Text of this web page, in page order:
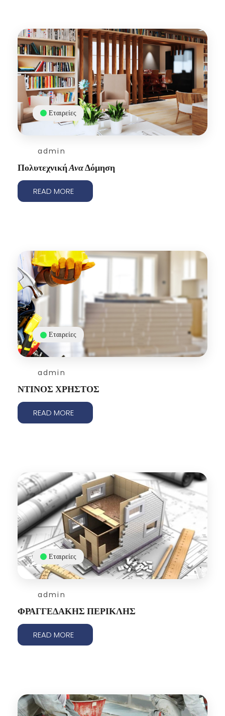
admin
Εταιρείες
ΠολυτεχνικήΑναΔόμηση
READ MORE
admin
Εταιρείες
ΝΤΙΝΟΣ ΧΡΗΣΤΟΣ
READ MORE
admin
Εταιρείες
ΦΡΑΓΓΕΔΑΚΗΣ ΠΕΡΙΚΛΗΣ
READ MORE